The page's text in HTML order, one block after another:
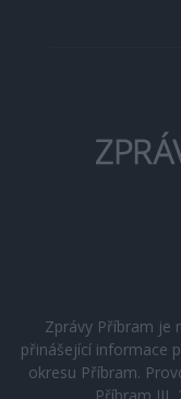
Zprávy Příbram je
přinášející informace
okresu Příbram.